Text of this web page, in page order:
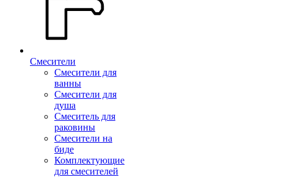
Смесители
Смесители для
ванны
Смесители для
душа
Смеситель для
раковины
Смесители на
биде
Комплектующие
для смесителей